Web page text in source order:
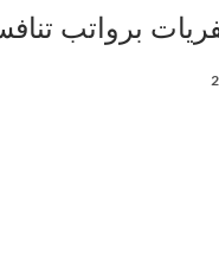
برواتب
وظائف